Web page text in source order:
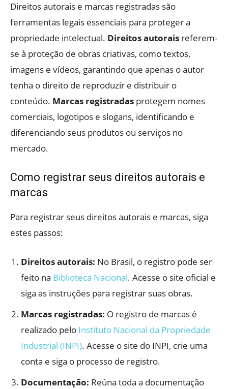
Direitos autorais e marcas registradas são
ferramentas legais essenciais para proteger a
propriedade intelectual. Direitos autorais referem-
se à proteção de obras criativas, como textos,
imagens e vídeos, garantindo que apenas o autor
tenha o direito de reproduzir e distribuir o
conteúdo. Marcas registradas protegem nomes
comerciais, logotipos e slogans, identificando e
diferenciando seus produtos ou serviços no
mercado.
Como registrar seus direitos autorais e
marcas
Para registrar seus direitos autorais e marcas, siga
estes passos:
Direitos autorais: No Brasil, o registro pode ser
feito na Biblioteca Nacional. Acesse o site oficial e
siga as instruções para registrar suas obras.
Marcas registradas: O registro de marcas é
realizado pelo Instituto Nacional da Propriedade
Industrial (INPI). Acesse o site do INPI, crie uma
conta e siga o processo de registro.
Documentação: Reúna toda a documentação